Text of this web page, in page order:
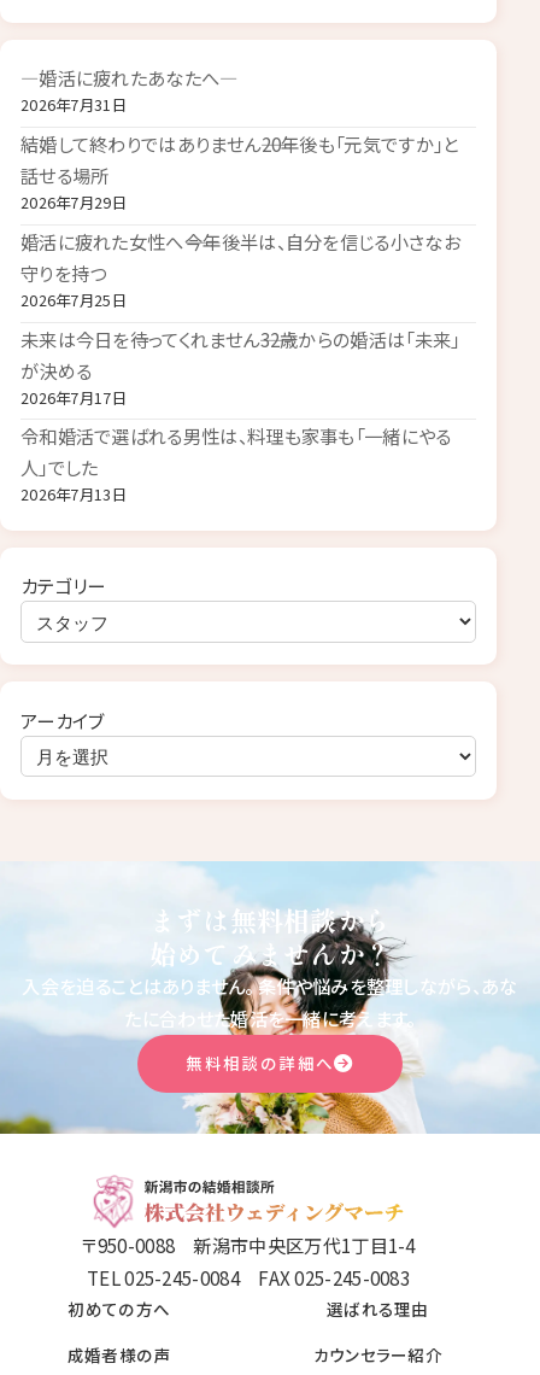
―婚活に疲れたあなたへ―
2026年7月31日
結婚して終わりではありません――20年後も「元気ですか」と
話せる場所
2026年7月29日
婚活に疲れた女性へ――今年後半は、自分を信じる小さなお
守りを持つ
2026年7月25日
未来は今日を待ってくれません――32歳からの婚活は「未来」
が決める
2026年7月17日
令和婚活で選ばれる男性は、料理も家事も「一緒にやる
人」でした
2026年7月13日
カテゴリー
アーカイブ
まずは無料相談から
始めてみませんか？
入会を迫ることはありません。条件や悩みを整理しながら、あな
たに合わせた婚活を一緒に考えます。
無料相談の詳細へ
〒950-0088 新潟市中央区万代1丁目1-4
TEL 025-245-0084 FAX 025-245-0083
初めての方へ
選ばれる理由
成婚者様の声
カウンセラー紹介